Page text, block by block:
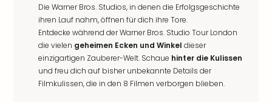
Die Warner Bros. Studios, in denen die Erfolgsgeschichte
ihren Lauf nahm, öffnen für dich ihre Tore.
Entdecke während der Warner Bros. Studio Tour London
die vielen geheimen Ecken und Winkel dieser
einzigartigen Zauberer-Welt. Schaue hinter die Kulissen
und freu dich auf bisher unbekannte Details der
Filmkulissen, die in den 8 Filmen verborgen blieben.